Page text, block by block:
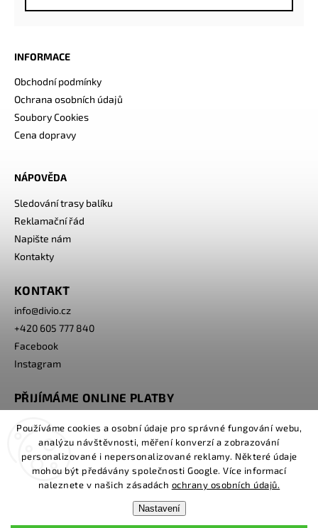
Používáme cookies a osobní údaje pro správné fungování webu,
analýzu návštěvnosti, měření konverzí a zobrazování
personalizované i nepersonalizované reklamy. Některé údaje
mohou být předávány společnosti Google. Více informací
naleznete v našich zásadách ochrany osobních údajů.
Nastavení
INFORMACE
Obchodní podmínky
Ochrana osobních údajů
Soubory Cookies
Cena dopravy
NÁPOVĚDA
Sledování trasy balíku
Reklamační řád
Napište nám
Kontakty
KONTAKT
info@divio.cz
+420 605 777 840
Facebook
Instagram
PŘIJÍMÁME ONLINE PLATBY